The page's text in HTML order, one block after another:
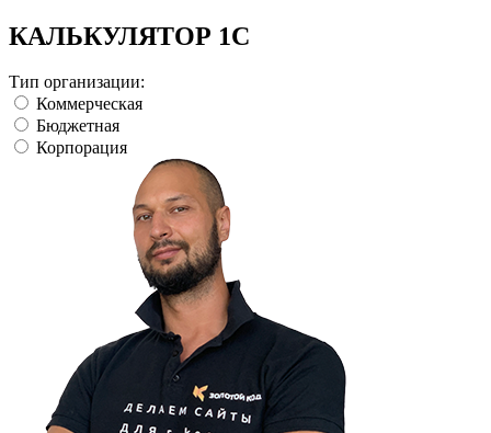
КАЛЬКУЛЯТОР 1С
Тип организации:
Коммерческая
Бюджетная
Корпорация